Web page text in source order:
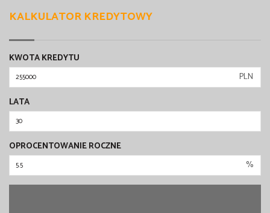
KALKULATOR KREDYTOWY
KWOTA KREDYTU
PLN
LATA
OPROCENTOWANIE ROCZNE
%